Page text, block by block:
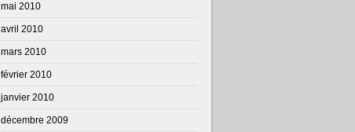
mai 2010
avril 2010
mars 2010
février 2010
janvier 2010
décembre 2009